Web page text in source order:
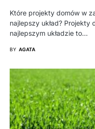
Które projekty domów w
najlepszy układ?
najlepszym układzie to…
BY AGATA